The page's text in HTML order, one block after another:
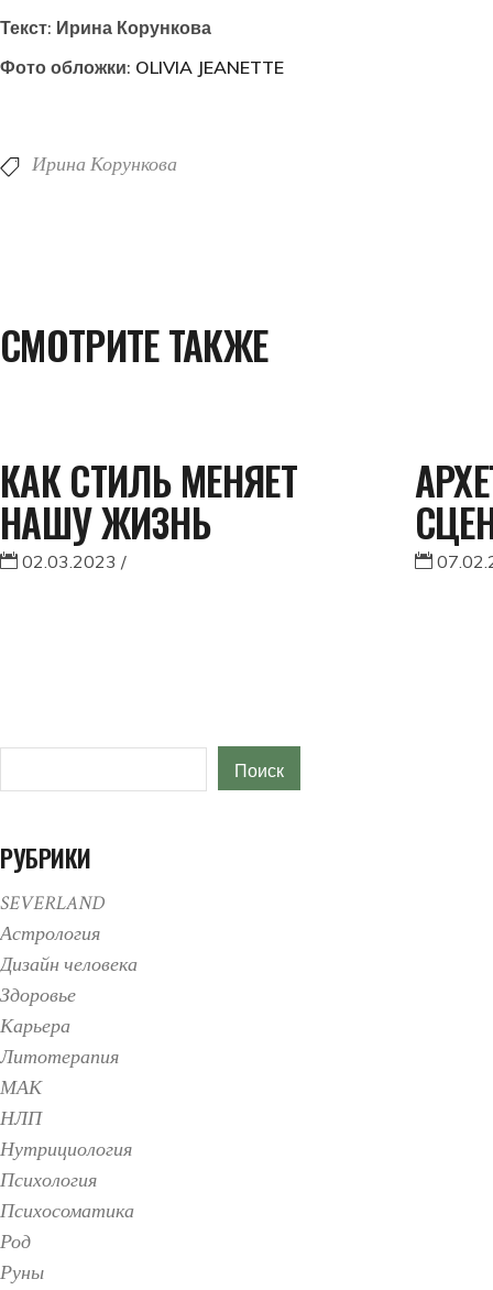
Текст: Ирина Корункова
Фото обложки: OLIVIA JEANETTE
Ирина Корункова
СМОТРИТЕ ТАКЖЕ
КАК СТИЛЬ МЕНЯЕТ
НАШУ ЖИЗНЬ
02.03.2023
Поиск
РУБРИКИ
SEVERLAND
Астрология
Дизайн человека
Здоровье
Карьера
Литотерапия
МАК
НЛП
Нутрициология
Психология
Психосоматика
Род
Руны